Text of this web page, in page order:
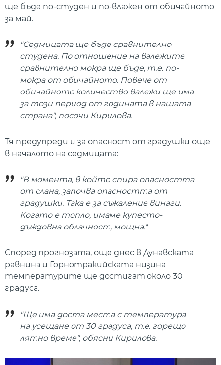
ще бъде по-студен и по-влажен от обичайното
за май.
"Седмицата ще бъде сравнително
студена. По отношение на валежите
сравнително мокра ще бъде, т.е. по-
мокра от обичайното. Повече от
обичайното количество валежи ще има
за този период от годината в нашата
страна", посочи Кирилова.
Тя предупреди и за опасност от градушки още
в началото на седмицата:
"В момента, в който спира опасността
от слана, започва опасността от
градушки. Така е за съжаление винаги.
Когато е топло, имаме купесто-
дъждовна облачност, мощна."
Според прогнозата, още днес в Дунавската
равнина и Горнотракийската низина
температурите ще достигат около 30
градуса.
"Ще има доста места с температура
на усещане от 30 градуса, т.е. горещо
лятно време", обясни Кирилова.